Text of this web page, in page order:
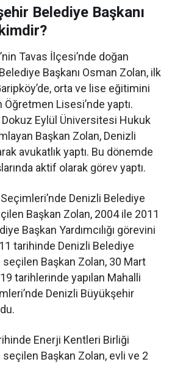
Belediye Başkanı
Tavas İlçesi’nde doğan
Başkanı Osman Zolan, ilk
orta ve lise eğitimini
Lisesi’nde yaptı.
Eylül Üniversitesi Hukuk
Başkan Zolan, Denizli
avukatlık yaptı. Bu dönemde
aktif olarak görev yaptı.
Denizli Belediye
Başkan Zolan, 2004 ile 2011
Başkan Yardımcılığı görevini
tarihinde Denizli Belediye
seçilen Başkan Zolan, 30 Mart
tarihlerinde yapılan Mahalli
Denizli Büyükşehir
Enerji Kentleri Birliği
seçilen Başkan Zolan, evli ve 2